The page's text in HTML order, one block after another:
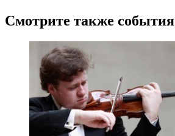
Смотрите также события